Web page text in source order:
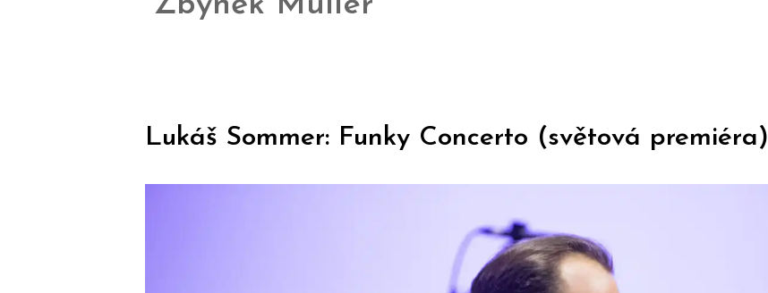
Lukáš Sommer: Funky Concerto (světová premiéra)